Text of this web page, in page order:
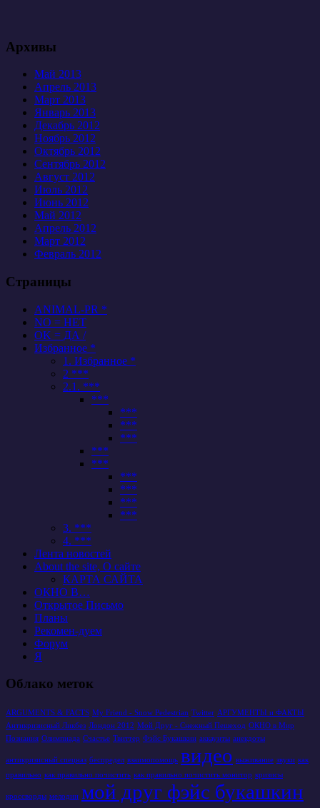
Архивы
Май 2013
Апрель 2013
Март 2013
Январь 2013
Декабрь 2012
Ноябрь 2012
Октябрь 2012
Сентябрь 2012
Август 2012
Июль 2012
Июнь 2012
Май 2012
Апрель 2012
Март 2012
Февраль 2012
Страницы
ANIMAL-PR *
NO = НЕТ
OK = ДА /
Избранное *
1. Избранное *
2 ***
2.1. ***
***
***
***
***
***
***
***
***
***
***
3. ***
4. ***
Лента новостей
About the site, О сайте
КАРТА САЙТА
ОКНО В…
Открытое Письмо
Планы
Рекомен-дуем
Форум
Я
Облако меток
ARGUMENTS & FACTS My Friend - Snow Pedestrian Twitter АРГУМЕНТЫ и ФАКТЫ
Антикризисный Ликбез Лондон 2012 Мой Друг - Снежный Пешеход ОКНО в Мир
Познания Олимпиада Счастье Твиттер Фэйс Букашкин аккаунты анекдоты
антикризисный спецназ беспредел взаимопомощь видео выживание звуки как
правильно как правильно почистить как правильно почистить монитор кризисы
кроссворды мелодии мой друг фэйс букашкин